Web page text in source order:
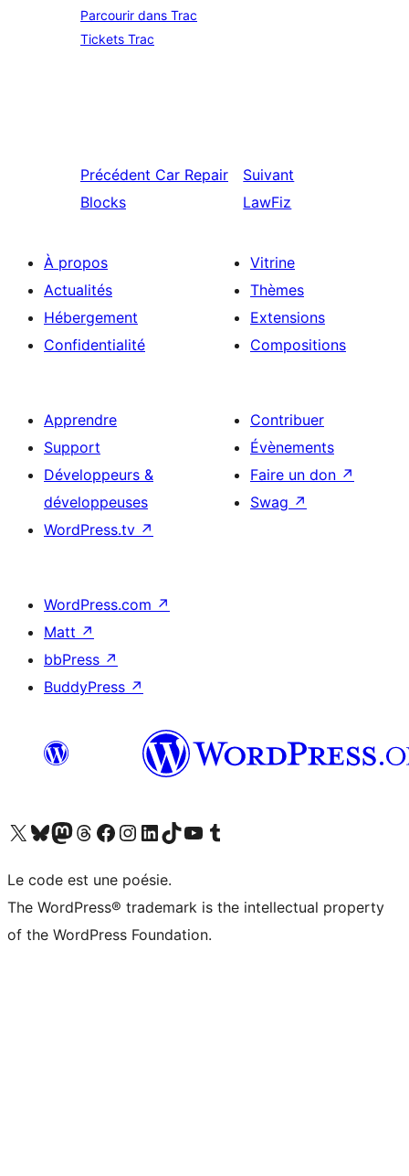
Parcourir dans Trac
Tickets Trac
Précédent Car Repair
Blocks
Suivant
LawFiz
À propos
Actualités
Hébergement
Confidentialité
Vitrine
Thèmes
Extensions
Compositions
Apprendre
Support
Développeurs &
développeuses
WordPress.tv ↗
Contribuer
Évènements
Faire un don ↗
Swag ↗
WordPress.com ↗
Matt ↗
bbPress ↗
BuddyPress ↗
Visitez notre compte X (précédemment Twitter)
Visiter notre compte Bluesky
Visiter notre compte Mastodon
Visiter notre compte Threads
Consulter notre compte Facebook
Consulter notre compte Instagram
Consulter notre compte LinkedIn
Visiter notre compte TokTok
Visiter notre chaîne YouTube
Visiter notre compte Tumblr
Le code est une poésie.
The WordPress® trademark is the intellectual property
of the WordPress Foundation.